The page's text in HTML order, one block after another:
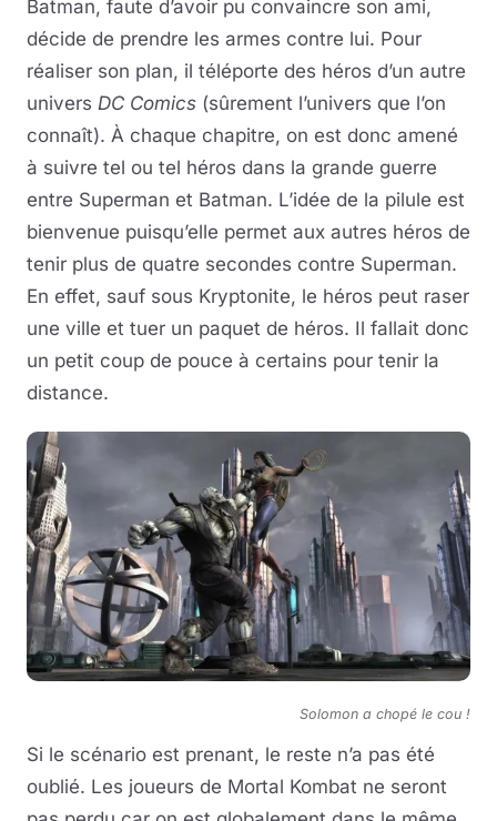
Batman, faute d’avoir pu convaincre son ami,
décide de prendre les armes contre lui. Pour
réaliser son plan, il téléporte des héros d’un autre
univers DC Comics (sûrement l’univers que l’on
connaît). À chaque chapitre, on est donc amené
à suivre tel ou tel héros dans la grande guerre
entre Superman et Batman. L’idée de la pilule est
bienvenue puisqu’elle permet aux autres héros de
tenir plus de quatre secondes contre Superman.
En effet, sauf sous Kryptonite, le héros peut raser
une ville et tuer un paquet de héros. Il fallait donc
un petit coup de pouce à certains pour tenir la
distance.
Solomon a chopé le cou !
Si le scénario est prenant, le reste n’a pas été
oublié. Les joueurs de Mortal Kombat ne seront